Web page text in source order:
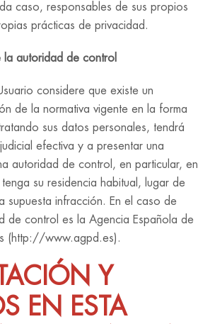
caso, responsables de sus propios
prácticas de privacidad.
la autoridad de control
considere que existe un
de la normativa vigente en la forma
sus datos personales, tendrá
efectiva y a presentar una
autoridad de control, en particular, en
su residencia habitual, lugar de
supuesta infracción. En el caso de
de control es la Agencia Española de
(http://www.agpd.es).
Y
EN ESTA